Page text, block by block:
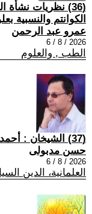
(36) نظريات نشأة
الكوانتم والنسبية
عمرو عبد الرحمن
2026 / 8 / 6
الطب , والعلوم
(37) الشيخان : أحمد الشرع ونعيم قاسم
حسن مدبولى
2026 / 8 / 6
العلمانية، الدين